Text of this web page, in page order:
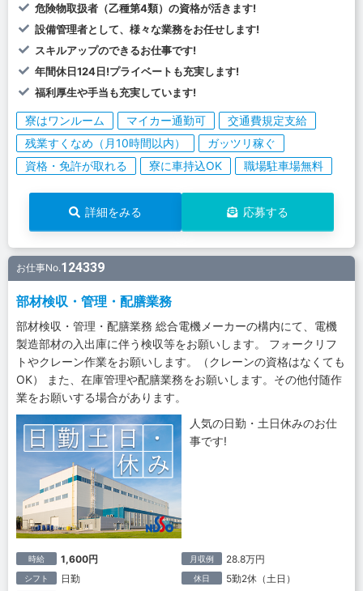
危険物取扱者（乙種第4類）の資格が活きます!
設備管理者として、様々な業務をお任せします!
スキルアップのできるお仕事です!
年間休日124日!プライベートも充実します!
福利厚生や手当も充実しています!
寮はワンルーム マイカー通勤可
交通費規定支給
残業すくなめ（月10時間以内）
ガッツリ稼ぐ
資格・免許が取れる
寮に車持込OK 職場駐車場無料
詳細をみる 応募する
お仕事No.124339
部材検収・管理・配膳業務
部材検収・管理・配膳業務 総合電機メーカーの構内にて、電機
製造部材の入出庫に伴う検収等をお願いします。 フォークリフ
トやクレーン作業をお願いします。（クレーンの資格はなくても
OK） また、在庫管理や配膳業務をお願いします。その他付随作
業をお願いする場合があります。
人気の日勤・土日休みのお仕
事です!
時給 1,600円 月収例 28.8万円
シフト 日勤 休日 5勤2休（土日）